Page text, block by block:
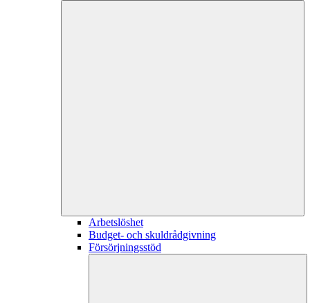
Arbetslöshet
Budget- och skuldrådgivning
Försörjningsstöd